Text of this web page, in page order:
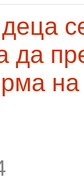
да
на